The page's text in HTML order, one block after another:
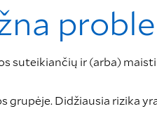
suteikiančių ir (arba)
Didžiausia rizika